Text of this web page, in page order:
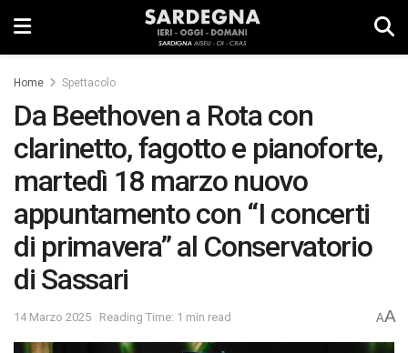
Home Spettacolo
Da Beethoven a Rota con
clarinetto, fagotto e pianoforte,
martedì 18 marzo nuovo
appuntamento con “I concerti
di primavera” al Conservatorio
di Sassari
14 Marzo 2025 Reading Time: 1 min read AA